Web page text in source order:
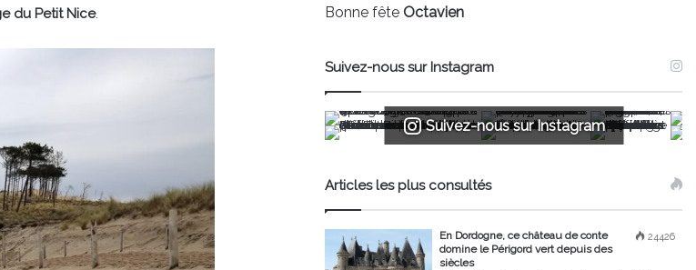
du Petit Nice.
Bonne fête Octavien
Suivez-nous sur Instagram
Suivez-nous sur Instagram
Articles les plus consultés
24426
En Dordogne, ce château de conte
domine le Périgord vert depuis des
siècles